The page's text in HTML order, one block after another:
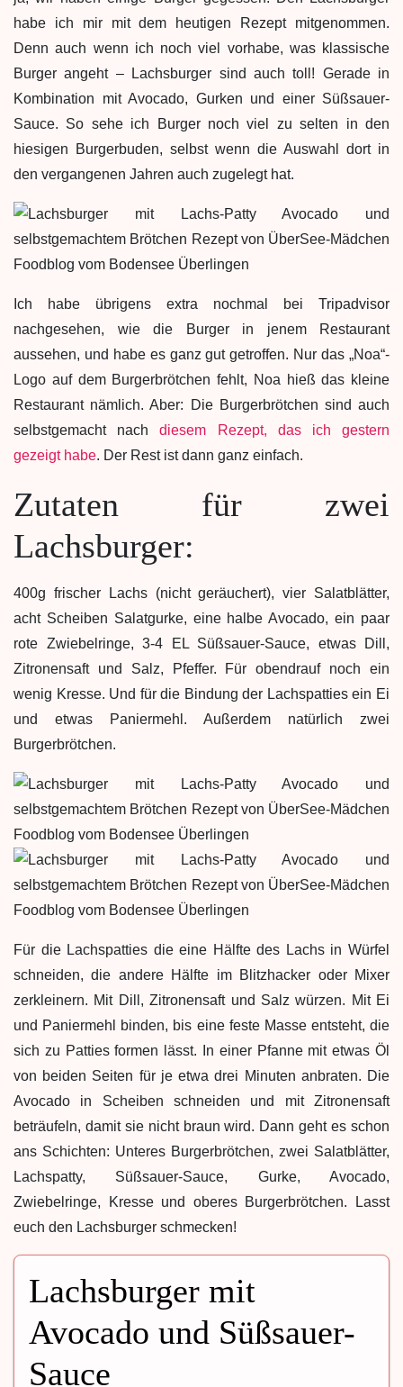
habe ich mir mit dem heutigen Rezept mitgenommen.
Denn auch wenn ich noch viel vorhabe, was klassische
Burger angeht – Lachsburger sind auch toll! Gerade in
Kombination mit Avocado, Gurken und einer Süßsauer-
Sauce. So sehe ich Burger noch viel zu selten in den
hiesigen Burgerbuden, selbst wenn die Auswahl dort in
den vergangenen Jahren auch zugelegt hat.
Ich habe übrigens extra nochmal bei Tripadvisor
nachgesehen, wie die Burger in jenem Restaurant
aussehen, und habe es ganz gut getroffen. Nur das „Noa“-
Logo auf dem Burgerbrötchen fehlt, Noa hieß das kleine
Restaurant nämlich. Aber: Die Burgerbrötchen sind auch
selbstgemacht nachdiesem Rezept, das ich gestern
gezeigt habe. Der Rest ist dann ganz einfach.
Zutaten für zwei
Lachsburger:
400g frischer Lachs (nicht geräuchert), vier Salatblätter,
acht Scheiben Salatgurke, eine halbe Avocado, ein paar
rote Zwiebelringe, 3-4 EL Süßsauer-Sauce, etwas Dill,
Zitronensaft und Salz, Pfeffer. Für obendrauf noch ein
wenig Kresse. Und für die Bindung der Lachspatties ein Ei
und etwas Paniermehl. Außerdem natürlich zwei
Burgerbrötchen.
Für die Lachspatties die eine Hälfte des Lachs in Würfel
schneiden, die andere Hälfte im Blitzhacker oder Mixer
zerkleinern. Mit Dill, Zitronensaft und Salz würzen. Mit Ei
und Paniermehl binden, bis eine feste Masse entsteht, die
sich zu Patties formen lässt. In einer Pfanne mit etwas Öl
von beiden Seiten für je etwa drei Minuten anbraten. Die
Avocado in Scheiben schneiden und mit Zitronensaft
beträufeln, damit sie nicht braun wird. Dann geht es schon
ans Schichten: Unteres Burgerbrötchen, zwei Salatblätter,
Lachspatty, Süßsauer-Sauce, Gurke, Avocado,
Zwiebelringe, Kresse und oberes Burgerbrötchen. Lasst
euch den Lachsburger schmecken!
Lachsburger mit
Avocado und Süßsauer-
Sauce